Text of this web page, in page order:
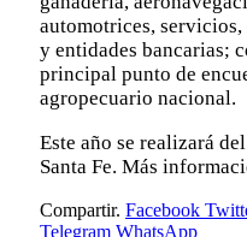
automotrices,
y entidades bancarias;
principal punto de
agropecuario nacional.
Este año se realizará
Santa Fe. Más
Compartir. Facebook
Telegram WhatsApp